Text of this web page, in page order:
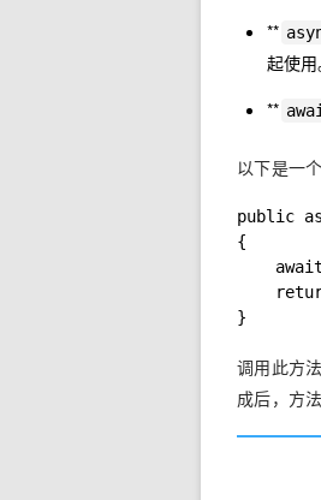
**
起使用
**
以下是一
public
{
await
return
}
调用此方法
成后，方